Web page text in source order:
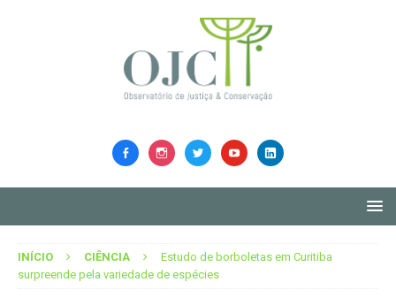
INÍCIO CIÊNCIA
Estudo de borboletas em Curitiba
surpreende pela variedade de espécies